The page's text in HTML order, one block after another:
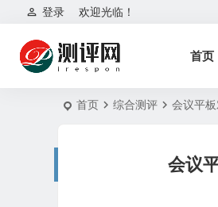
欢迎光临！
登录
首页
首页 综合测评 会议平
会议